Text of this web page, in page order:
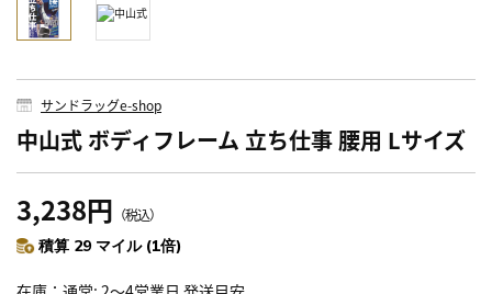
サンドラッグe-shop
中山式 ボディフレーム 立ち仕事 腰用 Lサイズ
3,238円 （税込）
積算 29 マイル (1倍)